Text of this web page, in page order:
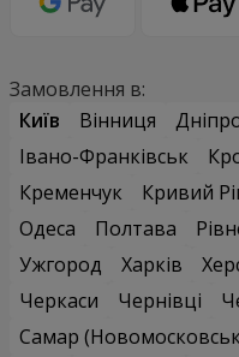
Замовлення в:
Київ
Вінниця
Івано-Франківськ
Кременчук
Кривий
Одеса
Полтава
Ужгород
Харків
Черкаси
Чернівці
Самар